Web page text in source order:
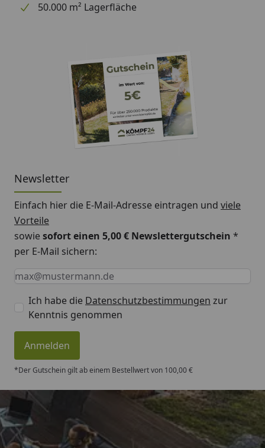
50.000 m² Lagerfläche
Newsletter
Einfach hier die E-Mail-Adresse eintragen und viele
Vorteile
sowiesofort einen 5,00 € Newslettergutschein *
per E-Mail sichern:
Keine Eingabe erforderlich
Eingabe erforderlich
E-Mail *
Ich habe die Datenschutzbestimmungen zur
Kenntnis genommen
Anmelden
*Der Gutschein gilt ab einem Bestellwert von 100,00 €
Trusted Shops